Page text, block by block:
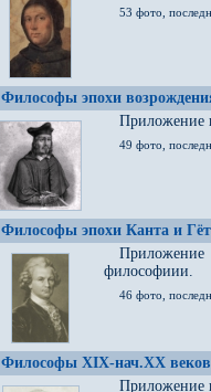
53 фото,
Философы эпохи
Приложение
49 фото,
Философы эпохи Канта и
философиии.
46 фото,
Философы XIX-нач.XX веков
Приложение